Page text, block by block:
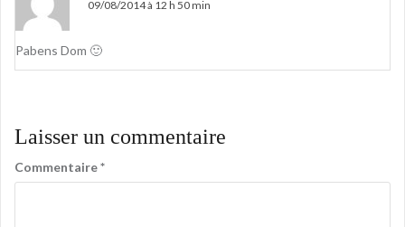
09/08/2014 à 12 h 50 min
Pabens Dom 🙂
Laisser un commentaire
Commentaire*